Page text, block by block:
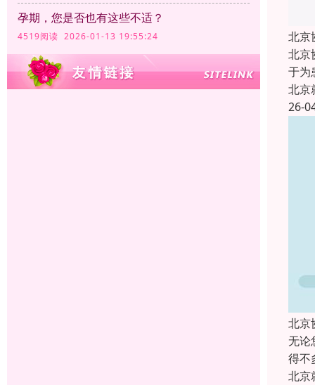
孕期，您是否也有这些不适？
4519阅读 2026-01-13 19:55:24
北京
北京
于为
北京
26-
北京
无论
得不
北京